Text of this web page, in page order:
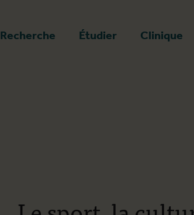
Recherche Étudier Clinique